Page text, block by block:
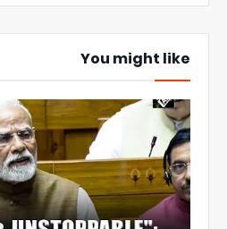
You might like